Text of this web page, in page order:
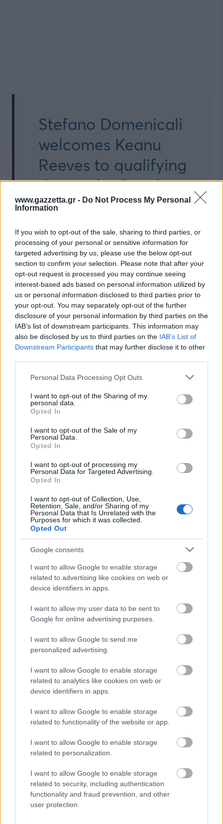
www.gazzetta.gr - Do Not Process My Personal
Information
If you wish to opt-out of the sale, sharing to third parties, or
processing of your personal or sensitive information for
targeted advertising by us, please use the below opt-out
section to confirm your selection. Please note that after your
opt-out request is processed you may continue seeing
interest-based ads based on personal information utilized by
us or personal information disclosed to third parties prior to
your opt-out. You may separately opt-out of the further
disclosure of your personal information by third parties on the
IAB’s list of downstream participants. This information may
also be disclosed by us to third parties on the IAB’s List of
Downstream Participants that may further disclose it to other
Please note that this website/app uses one or more Google
not limited to your visit or usage behaviour. You may click to
grant or deny consent to Google and its third-party tags to
use your data for below specified purposes in below Google
consent section.
Personal Data Processing Opt Outs
I want to opt-out of the Sharing of my
personal data.
Opted In
I want to opt-out of the Sale of my
Personal Data.
Opted In
I want to opt-out of processing my
Personal Data for Targeted Advertising.
Opted In
I want to opt-out of Collection, Use,
Retention, Sale, and/or Sharing of my
Personal Data that Is Unrelated with the
Purposes for which it was collected.
Opted Out
Google consents
I want to allow Google to enable storage
related to advertising like cookies on web or
device identifiers in apps.
I want to allow my user data to be sent to
Google for online advertising purposes.
I want to allow Google to send me
personalized advertising.
I want to allow Google to enable storage
related to analytics like cookies on web or
device identifiers in apps.
I want to allow Google to enable storage
related to functionality of the website or app.
I want to allow Google to enable storage
related to personalization.
I want to allow Google to enable storage
related to security, including authentication
functionality and fraud prevention, and other
user protection.
Stefano Domenicali
welcomes Keanu
Reeves to qualifying
day at the British
Grand Prix
#BritishGP
#formula1
#KeanuReeves
pic.twitter.com/
— F1 Media
(@F1Media)July 2,
2022
ΔΙΑΒΑΣΕ ΑΚΟΜΗ:
Ο Κριστιάνο Ρονάλντο έχει ένα από τα πιο εξωφρενικά
Σαν Σήμερα: Γεννήθηκε το «λιοντάρι» της F1 Νάιτζελ
Μάνσελ (vid)
Hennessey Blackbird: Το τελευταίο «αναλογικό»
Tags: ΦΟΡΜΟΥΛΑ 1 FORMULA 1
F1
RELATED NEWS